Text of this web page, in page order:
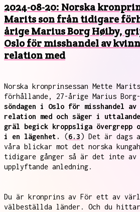
2024-08-20: Norska
Marits son från tidigare
årige Marius Borg Høiby,
Oslo för misshandel av
relation med
Norska kronprinsessan Mette
förhållande, 27-årige Marius
söndagen i Oslo för misshandel av
relation med och säger i
gräl begick kroppsliga övergrepp
i en lägenhet.
(6.3) Det är dags
våra blickar mot det norska
tidigare gånger så är det inte
upplyftande anledning.
Du är kronprins av För ett av
välbeställda länder. Och du